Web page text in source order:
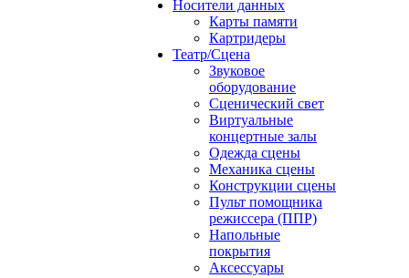
Носители данных
Карты памяти
Картридеры
Театр/Сцена
Звуковое
оборудование
Сценический свет
Виртуальные
концертные залы
Одежда сцены
Механика сцены
Конструкции сцены
Пульт помощника
режиссера (ППР)
Напольные
покрытия
Аксессуары